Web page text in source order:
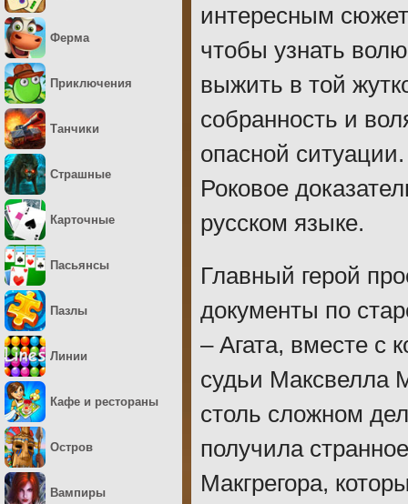
интересным
чтобы узнать
выжить в той
собранность и
опасной
Роковое
русском языке.
Главный герой
документы по
– Агата, вместе с
судьи Максвелла
столь сложном
получила
Макгрегора,
Ферма
Приключения
Танчики
Страшные
Карточные
Пасьянсы
Пазлы
Линии
Кафе и рестораны
Остров
Вампиры